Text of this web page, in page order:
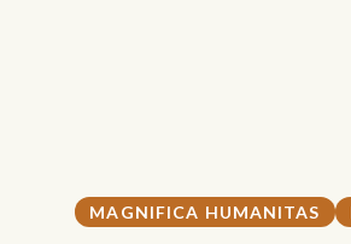
MAGNIFICA HUMANITAS